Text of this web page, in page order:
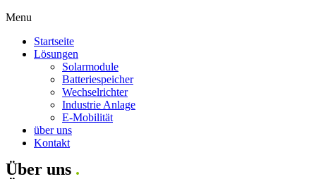
Menu
Startseite
Lösungen
Solarmodule
Batteriespeicher
Wechselrichter
Industrie Anlage
E-Mobilität
über uns
Kontakt
Über uns .